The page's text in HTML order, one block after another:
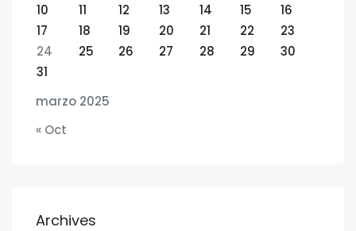
marzo 2025
10
11 12 13 14 15
16
17
18 19 20 21 22
23
24
25 26 27 28 29
30
31
« Oct
Archives